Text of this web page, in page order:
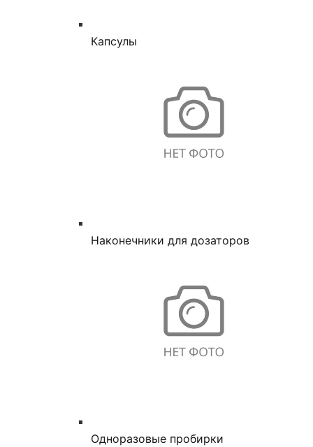
Капсулы
Наконечники для дозаторов
Одноразовые пробирки